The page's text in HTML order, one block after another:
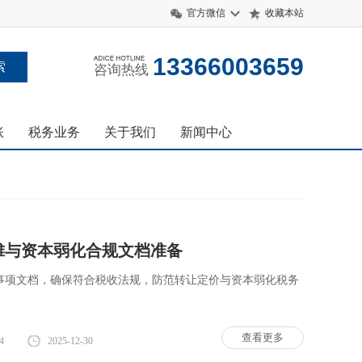
官方微信 收藏本站
咨询热线 13366003659
税务业务 关于我们 新闻中心
资本弱化合规文档准备
文档，确保符合税收法规，防范转让定价与资本弱化税务
查看更多
2025-12-30